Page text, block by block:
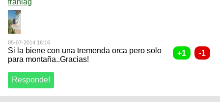
05-07-2014 16:16
Si la biene con una tremenda orca pero solo
para montaña..Gracias!